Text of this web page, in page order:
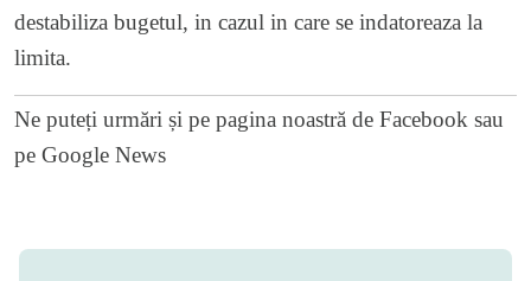
destabiliza bugetul, in cazul in care se indatoreaza la
limita.
Ne puteți urmări și pe pagina noastră de Facebook sau
pe Google News